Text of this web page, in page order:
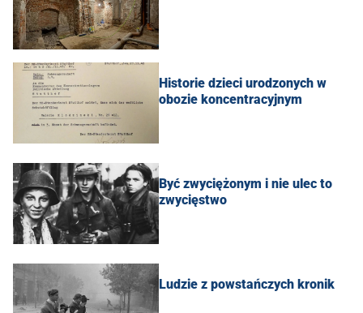
Historie dzieci urodzonych w
obozie koncentracyjnym
Być zwyciężonym i nie ulec to
zwycięstwo
Ludzie z powstańczych kronik